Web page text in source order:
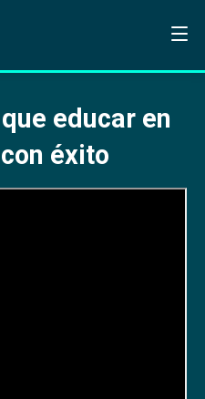
educar en
éxito